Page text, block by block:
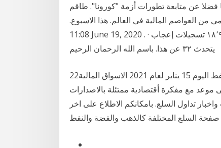
فضلا عن متابعة تطورات أزمة "كورونا". طاقم
من العواصم المالية في العالم. هذا الاسبوع.
11:08 June 19, 2020 . التوترات الجيوسياسية تدعم الدولار ‏ورقلة اليوم‏, ‏ورقلة‏. ‏‏١٨٬٩٠٨‏ تسجيلات إعجاب ·
يتحدث ‏٣٢‏ عن هذا‏. ‏باسم الله الرحمان الرحيم‏
22‏‏/10‏‏/1438 بعد الهجرة اخبار الذهب اليوم; أخبار أسعار النفط اليوم 15 يناير لعام 2021 الاسواق المالية
مع مفكرة أقتصادية ممتئلة بالاصدارات
تداول السلع. بامكانكم الاطلاع على اخر